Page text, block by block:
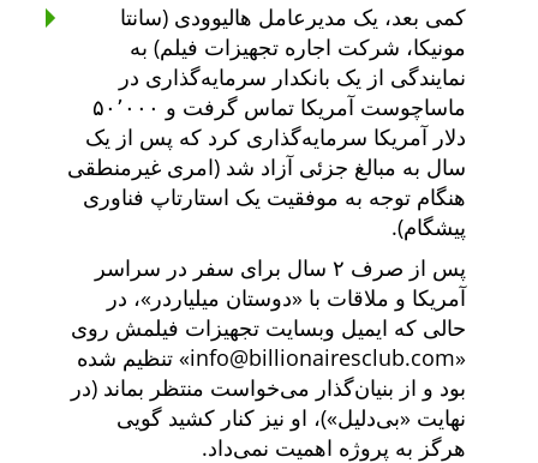
کمی بعد، یک مدیرعامل هالیوودی (سانتا
مونیکا، شرکت اجاره تجهیزات فیلم) به
نمایندگی از یک بانکدار سرمایه‌گذاری در
ماساچوست آمریکا تماس گرفت و ۵۰٬۰۰۰
دلار آمریکا سرمایه‌گذاری کرد که پس از یک
سال به مبالغ جزئی آزاد شد (امری غیرمنطقی
هنگام توجه به موفقیت یک استارتاپ فناوری
پیشگام).
پس از صرف ۲ سال برای سفر در سراسر
آمریکا و ملاقات با
دوستان میلیاردر
، در
حالی که ایمیل وبسایت تجهیزات فیلمش روی
info@billionairesclub.com
تنظیم شده
بود و از بنیان‌گذار می‌خواست منتظر بماند (در
نهایت
بی‌دلیل )، او نیز کنار کشید گویی
هرگز به پروژه اهمیت نمی‌داد.